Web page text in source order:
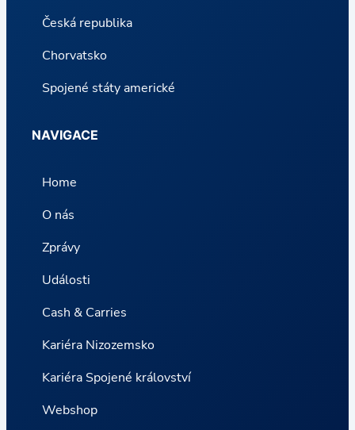
Česká republika
Chorvatsko
Spojené státy americké
NAVIGACE
Home
O nás
Zprávy
Události
Cash & Carries
Kariéra Nizozemsko
Kariéra Spojené království
Webshop